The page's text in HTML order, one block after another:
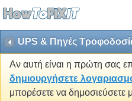
UPS & Πηγές
Αν αυτή είναι η πρώτη σας
δημιουργήσετε
μπορέσετε να δημοσιεύσετε